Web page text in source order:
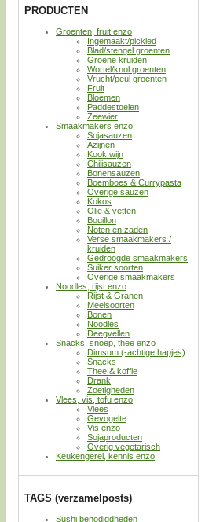
PRODUCTEN
Groenten, fruit enzo
Ingemaakt/pickled
Blad/stengel groenten
Groene kruiden
Wortel/knol groenten
Vrucht/peul groenten
Fruit
Bloemen
Paddestoelen
Zeewier
Smaakmakers enzo
Sojasauzen
Azijnen
Kook wijn
Chilisauzen
Bonensauzen
Boemboes & Currypasta
Overige sauzen
Kokos
Olie & vetten
Bouillon
Noten en zaden
Verse smaakmakers /
kruiden
Gedroogde smaakmakers
Suiker soorten
Overige smaakmakers
Noodles, rijst enzo
Rijst & Granen
Meelsoorten
Bonen
Noodles
Deegvellen
Snacks, snoep, thee enzo
Dimsum (-achtige hapjes)
Snacks
Thee & koffie
Drank
Zoetigheden
Vlees, vis, tofu enzo
Vlees
Gevogelte
Vis enzo
Sojaproducten
Overig vegetarisch
Keukengerei, kennis enzo
TAGS (verzamelposts)
Sushi benodigdheden